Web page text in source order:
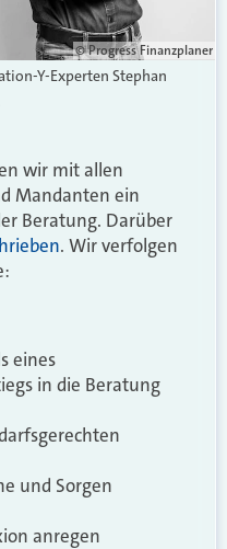
© Progress Finanzplaner
Y-Experten Stephan
wir mit allen
Mandanten ein
Beratung. Darüber
. Wir verfolgen
eines
in die Beratung
und Sorgen
anregen